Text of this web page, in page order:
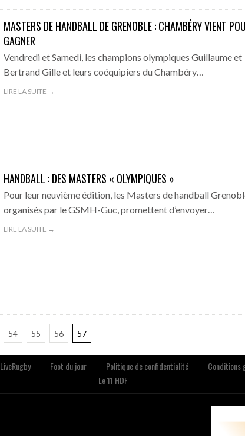
MASTERS DE HANDBALL DE GRENOBLE : CHAMBÉRY VIENT
GAGNER
Vendredi et Samedi, les champions olympiques Guillaume et
Bertrand Gille et leurs coéquipiers du Chambéry…
LIRE LA SUITE →
HANDBALL : DES MASTERS « OLYMPIQUES »
Pour leur neuvième édition, les Masters de handball
organisés par le GSMH-Guc, promettent d’envoyer…
LIRE LA SUITE →
54 55 56 57
LiveRugby Foot du jour Politique de confidentialité
Conditions
Le 11 HDF